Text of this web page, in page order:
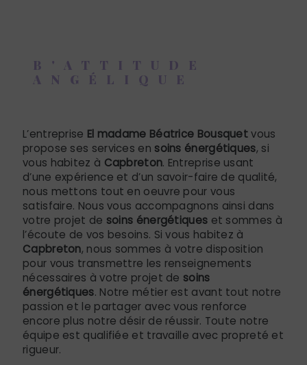
B'ATTITUDE
ANGÉLIQUE
L’entreprise El madame Béatrice Bousquetvous
propose ses services en soins énergétiques, si
vous habitez à Capbreton. Entreprise usant
d’une expérience et d’un savoir-faire de qualité,
nous mettons tout en oeuvre pour vous
satisfaire. Nous vous accompagnons ainsi dans
votre projet de soins énergétiques et sommes à
l’écoute de vos besoins. Si vous habitez à
Capbreton, nous sommes à votre disposition
pour vous transmettre les renseignements
nécessaires à votre projet de soins
énergétiques. Notre métier est avant tout notre
passion et le partager avec vous renforce
encore plus notre désir de réussir. Toute notre
équipe est qualifiée et travaille avec propreté et
rigueur.